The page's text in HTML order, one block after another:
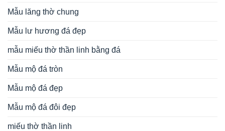
Mẫu lăng thờ chung
Mẫu lư hương đá đẹp
mẫu miếu thờ thần linh bằng đá
Mẫu mộ đá tròn
Mẫu mộ đá đẹp
Mẫu mộ đá đôi đẹp
miếu thờ thần linh